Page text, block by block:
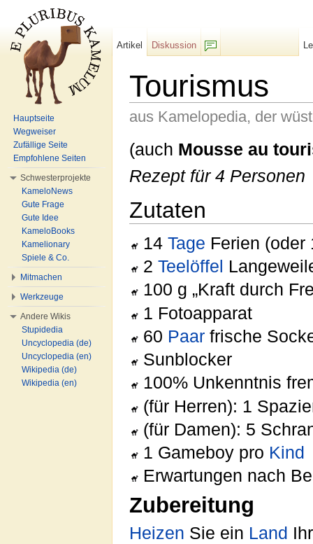
Tourismus
aus Kamelopedia, der
(auch Mousse au
Rezept für 4 Personen
Zutaten
14Tage Ferien (oder
2Tee löffel
100 g „Kraft durch
1 Fotoapparat
60 Paar frische
Sunblocker
100% Unkenntnis
(für Herren): 1
(für Damen): 5
1 Gameboy pro Kind
Erwartungen nach
Zubereitung
Heizen Sie ein Land
Artikel
Diskussion
Hauptseite
Wegweiser
Zufällige Seite
Empfohlene Seiten
Schwesterprojekte
KameloNews
Gute Frage
Gute Idee
KameloBooks
Kamelionary
Spiele & Co.
Mitmachen
Werkzeuge
Andere Wikis
Stupidedia
Uncyclopedia (de)
Uncyclopedia (en)
Wikipedia (de)
Wikipedia (en)